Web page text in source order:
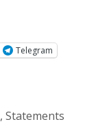
Telegram
, Statements